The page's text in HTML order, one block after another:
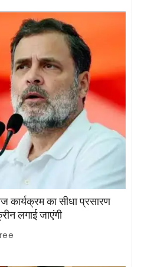
कार्यक्रम का सीधा प्रसारण
लगाई जाएंगी